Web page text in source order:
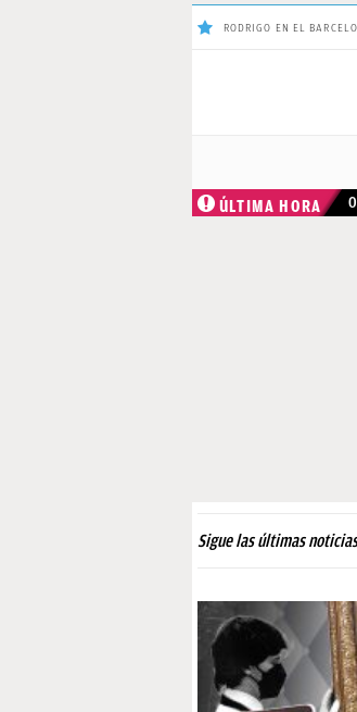
RODRIGO EN EL
REAL
OKDIARIO
ÚLTIMA HORA
Sigue las últimas